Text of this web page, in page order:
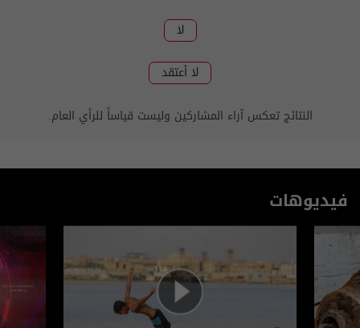
لا
لا أعتقد
النتائج تعكس آراء المشاركين وليست قياساً للرأي العام.
فيديوهات